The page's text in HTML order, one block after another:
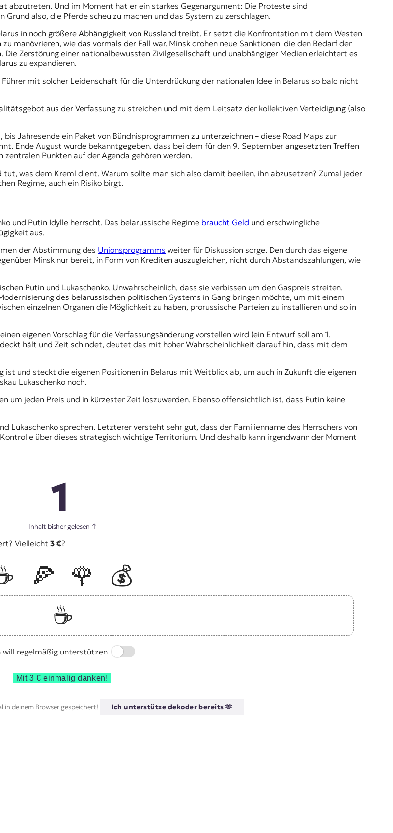
abzutreten. Und im Moment hat er ein starkes Gegenargument: Die Proteste sind
also, die Pferde scheu zu machen und das System zu zerschlagen.
in noch größere Abhängigkeit von Russland treibt. Er setzt die Konfrontation mit dem Westen
manövrieren, wie das vormals der Fall war. Minsk drohen neue Sanktionen, die den Bedarf der
Zerstörung einer nationalbewussten Zivilgesellschaft und unabhängiger Medien erleichtert es
zu expandieren.
mit solcher Leidenschaft für die Unterdrückung der nationalen Idee in Belarus so bald nicht
aus der Verfassung zu streichen und mit dem Leitsatz der kollektiven Verteidigung (also
Jahresende ein Paket von Bündnisprogrammen zu unterzeichnen – diese Road Maps zur
Ende August wurde bekanntgegeben, dass bei dem für den 9. September angesetzten Treffen
zentralen Punkten auf der Agenda gehören werden.
was dem Kreml dient. Warum sollte man sich also damit beeilen, ihn abzusetzen? Zumal jeder
Regime, auch ein Risiko birgt.
und Putin Idylle herrscht. Das belarussische Regime braucht Geld und erschwingliche
aus.
der Abstimmung des Unionsprogramms weiter für Diskussion sorge. Den durch das eigene
Minsk nur bereit, in Form von Krediten auszugleichen, nicht durch Abstandszahlungen, wie
Putin und Lukaschenko. Unwahrscheinlich, dass sie verbissen um den Gaspreis streiten.
des belarussischen politischen Systems in Gang bringen möchte, um mit einem
einzelnen Organen die Möglichkeit zu haben, prorussische Parteien zu installieren und so in
eigenen Vorschlag für die Verfassungsänderung vorstellen wird (ein Entwurf soll am 1.
hält und Zeit schindet, deutet das mit hoher Wahrscheinlichkeit darauf hin, dass mit dem
ist und steckt die eigenen Positionen in Belarus mit Weitblick ab, um auch in Zukunft die eigenen
Lukaschenko noch.
um jeden Preis und in kürzester Zeit loszuwerden. Ebenso offensichtlich ist, dass Putin keine
Lukaschenko sprechen. Letzterer versteht sehr gut, dass der Familienname des Herrschers von
über dieses strategisch wichtige Territorium. Und deshalb kann irgendwann der Moment
1
Inhalt bisher gelesen ↑
Vielleicht 3 €?
🍕 🌹
💰
☕️
will regelmäßig unterstützen
Switch
Mit 3 € einmalig danken!
in deinem Browser gespeichert! Ich unterstütze dekoder bereits 🫶